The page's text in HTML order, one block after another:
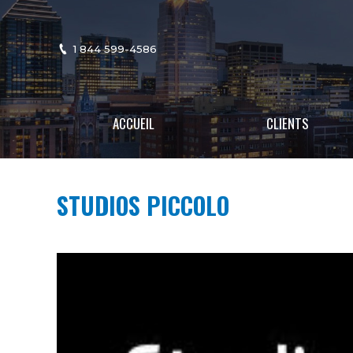
1 844 599-4586
ACCUEIL CLIENTS
STUDIOS PICCOLO